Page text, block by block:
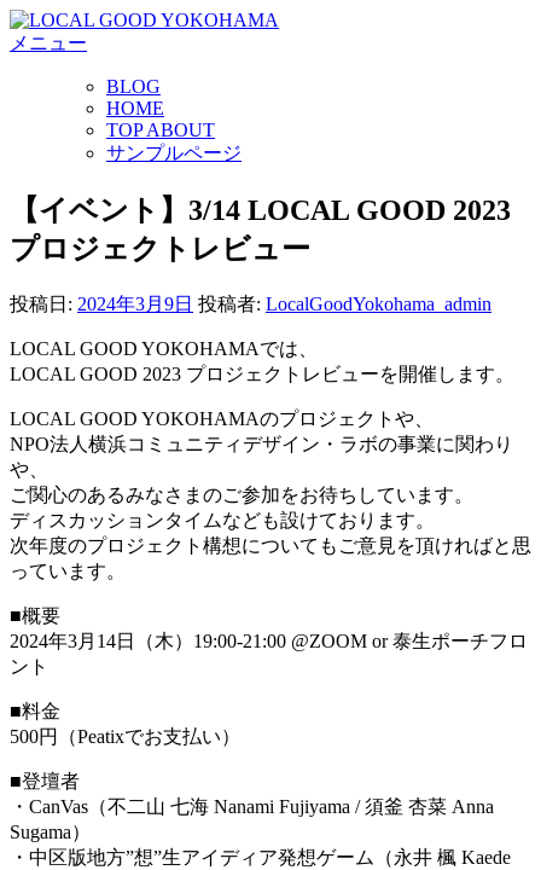
コ
ン
プ
メニュー
BLOG
HOME
TOP ABOUT
サンプルページ
【イベント】3/14 LOCAL GOOD 2023
プロジェクトレビュー
投稿日: 2024年3月9日 投稿者: LocalGoodYokohama_admin
LOCAL GOOD YOKOHAMAでは、
LOCAL GOOD 2023 プロジェクトレビューを開催します。
LOCAL GOOD YOKOHAMAのプロジェクトや、
NPO法人横浜コミュニティデザイン・ラボの事業に関わり
や、
ご関心のあるみなさまのご参加をお待ちしています。
ディスカッションタイムなども設けております。
次年度のプロジェクト構想についてもご意見を頂ければと思
っています。
■概要
2024年3月14日（木）19:00-21:00 @ZOOM or 泰生ポーチフロ
ント
■料金
500円（Peatixでお支払い）
■登壇者
・CanVas（不二山 七海 Nanami Fujiyama / 須釜 杏菜 Anna
Sugama）
・中区版地方”想”生アイディア発想ゲーム（永井 楓 Kaede